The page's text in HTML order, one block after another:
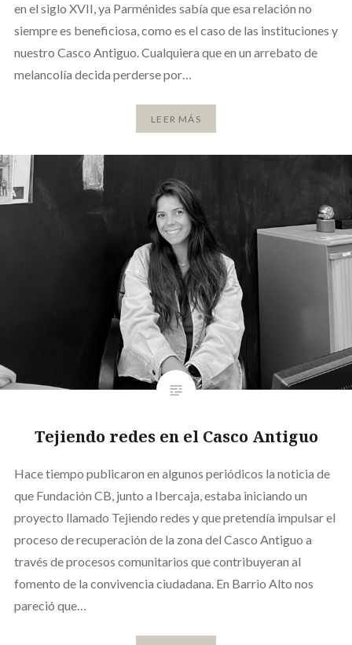
en el siglo XVII, ya Parménides sabía que esa relación no
siempre es beneficiosa, como es el caso de las instituciones y
nuestro Casco Antiguo. Cualquiera que en un arrebato de
melancolía decida perderse por…
LEER MÁS
Tejiendo redes en el Casco Antiguo
Hace tiempo publicaron en algunos periódicos la noticia de
que Fundación CB, junto a Ibercaja, estaba iniciando un
proyecto llamado Tejiendo redes y que pretendía impulsar el
proceso de recuperación de la zona del Casco Antiguo a
través de procesos comunitarios que contribuyeran al
fomento de la convivencia ciudadana. En Barrio Alto nos
pareció que…